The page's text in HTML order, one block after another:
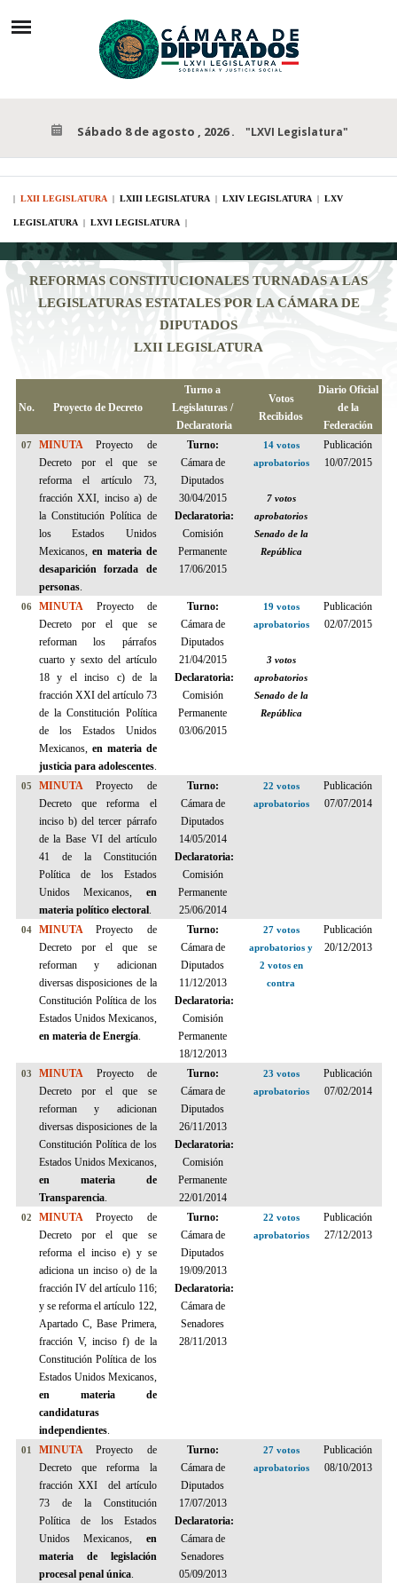
Sábado 8 de agosto , 2026. "LXVI Legislatura"
| LXII LEGISLATURA | LXIII LEGISLATURA | LXIV LEGISLATURA | LXV
LEGISLATURA | LXVI LEGISLATURA |
REFORMAS CONSTITUCIONALES TURNADAS A LAS
LEGISLATURAS ESTATALESPOR LA CÁMARA DE
DIPUTADOS
LXII LEGISLATURA
No. Proyecto de Decreto
Turno a
Legislaturas /
Declaratoria
Votos
Recibidos
Diario Oficial
de la
Federación
07 MINUTA
Proyecto de
Decreto por
el que se
reforma el artículo 73,
fracción XXI, inciso a) de
la Constitución Política de
los Estados Unidos
Mexicanos, en materia de
desaparición forzada de
personas.
Turno:
Cámara de
Diputados
30/04/2015
Declaratoria:
Comisión
Permanente
17/06/2015
14 votos
aprobatorios
7 votos
aprobatorios
Senado de la
República
Publicación
10/07/2015
06 MINUTAProyecto de
Decreto por el que se
reforman los párrafos
cuarto y sexto del artículo
18 y el inciso c) de la
fracción XXI del artículo 73
de la Constitución Política
de los Estados Unidos
Mexicanos, en materia de
justicia para adolescentes.
Turno:
Cámara de
Diputados
21/04/2015
Declaratoria:
Comisión
Permanente
03/06/2015
19 votos
aprobatorios
3 votos
aprobatorios
Senado de la
República
Publicación
02/07/2015
05 MINUTA
Proyecto de
Decreto que reforma el
inciso b) del tercer párrafo
de la Base VI del artículo
41 de la Constitución
Política de los Estados
Unidos Mexicanos, en
materia político electoral.
Turno:
Cámara de
Diputados
14/05/2014
Declaratoria:
Comisión
Permanente
25/06/2014
22 votos
aprobatorios
Publicación
07/07/2014
04 MINUTA
Proyecto de
Decreto por el que se
reforman y adicionan
diversas disposiciones de la
Constitución Política de los
Estados Unidos Mexicanos,
en materia de Energía.
Turno:
Cámara de
Diputados
11/12/2013
Declaratoria:
Comisión
Permanente
18/12/2013
27 votos
aprobatorios y
2 votos en
contra
Publicación
20/12/2013
03 MINUTAProyecto de
Decreto por el que se
reforman y adicionan
diversas disposiciones de la
Constitución Política de los
Estados Unidos Mexicanos,
en materia de
Transparencia.
Turno:
Cámara de
Diputados
26/11/2013
Declaratoria:
Comisión
Permanente
22/01/2014
23 votos
aprobatorios
Publicación
07/02/2014
02 MINUTA
Proyecto de
Decreto por el que se
reforma el inciso e) y se
adiciona un inciso o) de la
fracción IV del artículo 116;
y se reforma el artículo 122,
Apartado C, Base Primera,
fracción V, inciso f) de la
Constitución Política de los
Estados Unidos Mexicanos,
en materia de
candidaturas
independientes.
Turno:
Cámara de
Diputados
19/09/2013
Declaratoria:
Cámara de
Senadores
28/11/2013
22 votos
aprobatorios
Publicación
27/12/2013
01 MINUTA
Proyecto de
Decreto que reforma la
fracción XXI del artículo
73 de la Constitución
Política de los Estados
Unidos Mexicanos, en
materia de legislación
procesal penal única.
Turno:
Cámara de
Diputados
17/07/2013
Declaratoria:
Cámara de
Senadores
05/09/2013
27 votos
aprobatorios
Publicación
08/10/2013